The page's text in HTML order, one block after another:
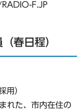
F.JP
春日程）
用）
れた、市内在住の